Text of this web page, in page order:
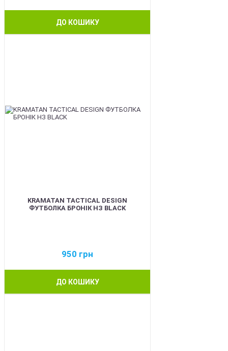
ДО КОШИКУ
KRAMATAN TACTICAL DESIGN
ФУТБОЛКА БРОНІК НЗ BLACK
950 грн
ДО КОШИКУ